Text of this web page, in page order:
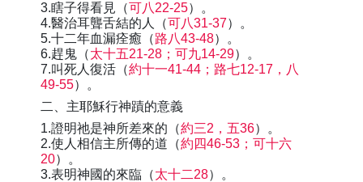
3.瞎子得看見（可八22-25）。
4.醫治耳聾舌結的人（可八31-37）。
5.十二年血漏痊癒（路八43-48）。
6.趕鬼（太十五21-28；可九14-29）。
7.叫死人復活（約十一41-44；路七12-17，八
49-55）。
二、主耶穌行神蹟的意義
1.證明祂是神所差來的（約三2，五36）。
2.使人相信主所傳的道（約四46-53；可十六
20）。
3.表明神國的來臨（太十二28）。